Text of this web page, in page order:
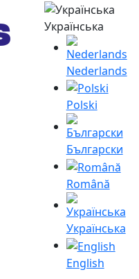
Українська
Nederlands
Polski
Български
Română
Українська
English